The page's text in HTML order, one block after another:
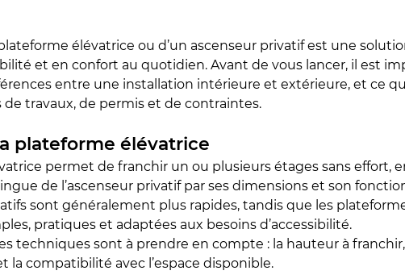
plateforme élévatrice ou d’un ascenseur privatif est une
et en confort au quotidien. Avant de vous lancer, il est
entre une installation intérieure et extérieure, et ce
travaux, de permis et de contraintes.
plateforme élévatrice
permet de franchir un ou plusieurs étages sans effort,
de l’ascenseur privatif par ses dimensions et son
sont généralement plus rapides, tandis que les
pratiques et adaptées aux besoins d’accessibilité.
techniques sont à prendre en compte : la hauteur à
la compatibilité avec l’espace disponible.